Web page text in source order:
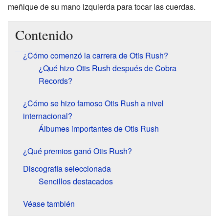
meñique de su mano izquierda para tocar las cuerdas.
Contenido
¿Cómo comenzó la carrera de Otis Rush?
¿Qué hizo Otis Rush después de Cobra
Records?
¿Cómo se hizo famoso Otis Rush a nivel
internacional?
Álbumes importantes de Otis Rush
¿Qué premios ganó Otis Rush?
Discografía seleccionada
Sencillos destacados
Véase también